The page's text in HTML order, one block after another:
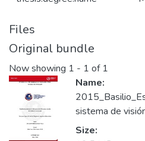
Files
Original bundle
Now showing 1 - 1 of 1
Name:
sistema de
Size: